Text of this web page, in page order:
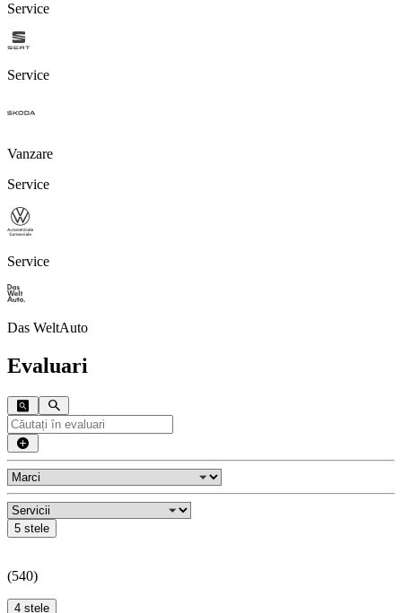
Service
Service
Vanzare
Service
Service
Das WeltAuto
Evaluari
5 stele
(540)
4 stele